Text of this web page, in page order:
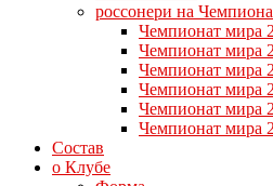
россонери на
Чемпионат мира
Чемпионат мира
Чемпионат мира
Чемпионат мира
Чемпионат мира
Чемпионат мира
Состав
о Клубе